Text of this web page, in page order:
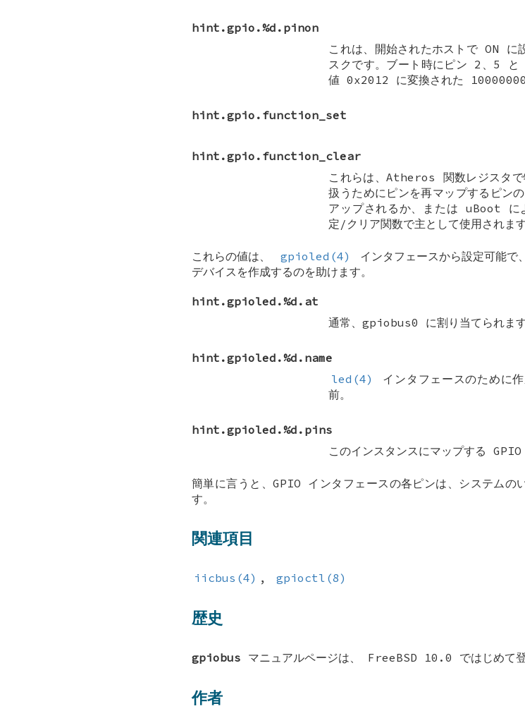
hint.gpio.%d.pinon
これは、開始されたホストで ON
スクです。ブート時にピン 2、5
値 0x2012 に変換された
hint.gpio.function_set
hint.gpio.function_clear
これらは、Atheros 関数レジスタ
扱うためにピンを再マップするピン
アップされるか、または uBoot に
定/クリア関数で主として使用されます
これらの値は、 gpioled(4) インタフェースから設定可能で
デバイスを作成するのを助けます。
hint.gpioled.%d.at
通常、gpiobus0 に割り当てられます
hint.gpioled.%d.name
led(4)
インタフェースのために
前。
hint.gpioled.%d.pins
このインスタンスにマップする
簡単に言うと、GPIO インタフェースの各ピンは、システムの
す。
関連項目
iicbus(4) , gpioctl(8)
歴史
gpiobus マニュアルページは、 FreeBSD 10.0 ではじめて
作者